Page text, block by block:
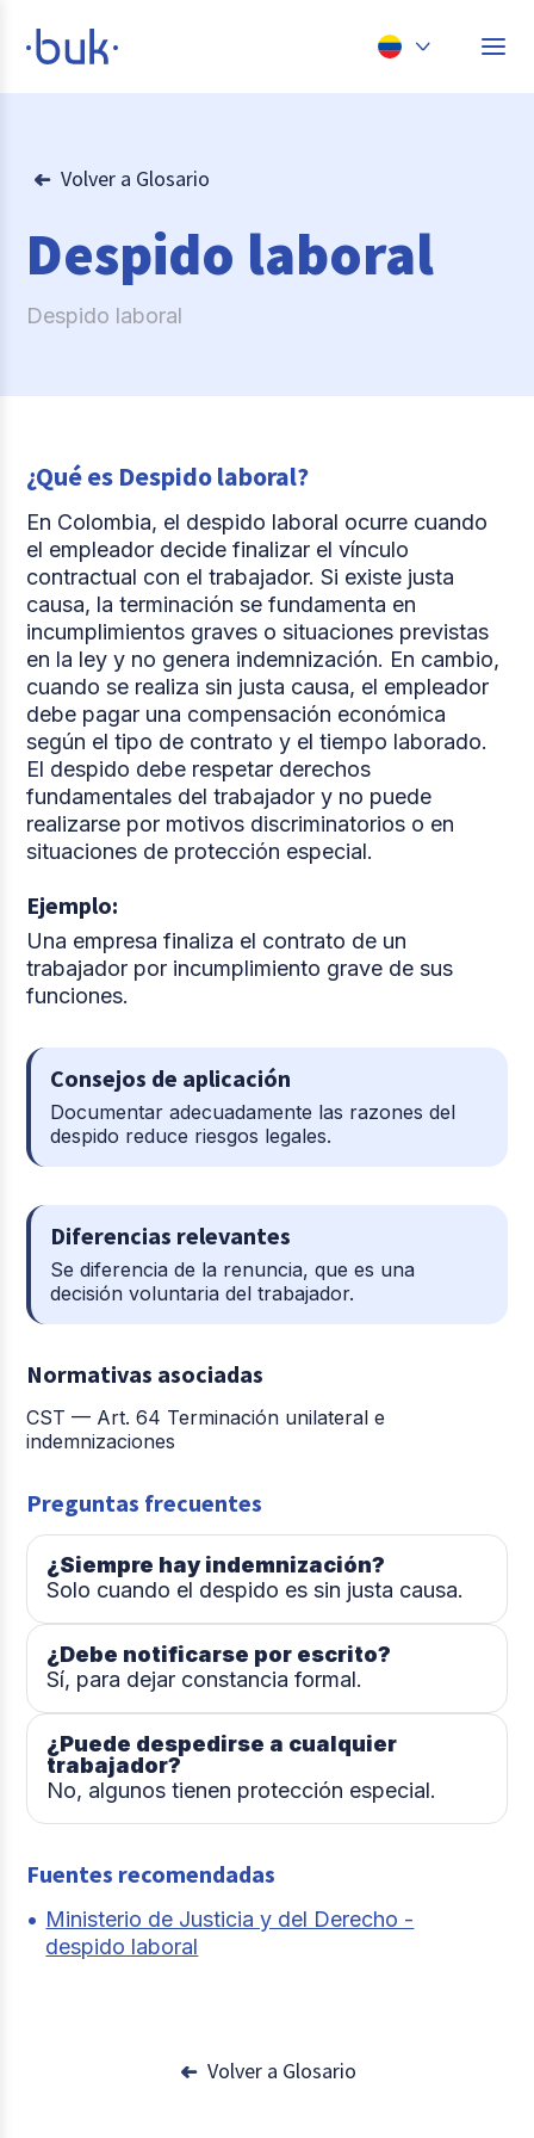
México
Volver a Glosario
Despido laboral
Despido laboral
¿Qué es Despido laboral?
En Colombia, el despido laboral ocurre cuando
el empleador decide finalizar el vínculo
contractual con el trabajador. Si existe justa
causa, la terminación se fundamenta en
incumplimientos graves o situaciones previstas
en la ley y no genera indemnización. En cambio,
cuando se realiza sin justa causa, el empleador
debe pagar una compensación económica
según el tipo de contrato y el tiempo laborado.
El despido debe respetar derechos
fundamentales del trabajador y no puede
realizarse por motivos discriminatorios o en
situaciones de protección especial.
Ejemplo:
Una empresa finaliza el contrato de un
trabajador por incumplimiento grave de sus
funciones.
Consejos de aplicación
Documentar adecuadamente las razones del
despido reduce riesgos legales.
Diferencias relevantes
Se diferencia de la renuncia, que es una
decisión voluntaria del trabajador.
Normativas asociadas
CST — Art. 64 Terminación unilateral e
indemnizaciones
Preguntas frecuentes
¿Siempre hay indemnización?
Solo cuando el despido es sin justa causa.
¿Debe notificarse por escrito?
Sí, para dejar constancia formal.
¿Puede despedirse a cualquier
trabajador?
No, algunos tienen protección especial.
Fuentes recomendadas
Ministerio de Justicia y del Derecho -
despido laboral
Volver a Glosario